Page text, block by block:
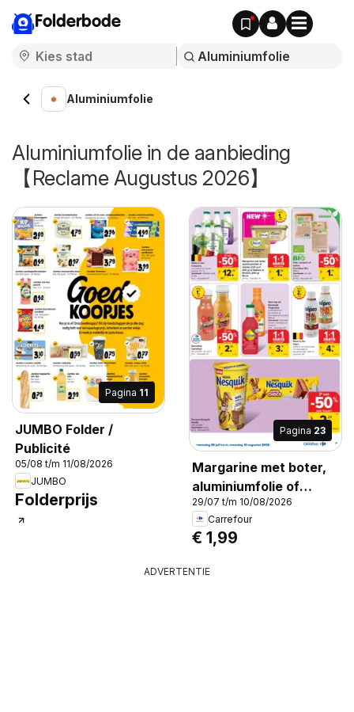
Folderbode
Aluminiumfolie
Aluminiumfolie in de aanbieding
【Reclame Augustus 2026】
Pagina 11
JUMBO Folder /
Publicité
05/08 t/m 11/08/2026
JUMBO
Folderprijs
Pagina 23
Margarine met boter,
aluminiumfolie of
vlootje (225 g of 250 g)
of Bakken & Braden
(250 g) Becel,
29/07 t/m 10/08/2026
Carrefour
€ 1,99
ADVERTENTIE